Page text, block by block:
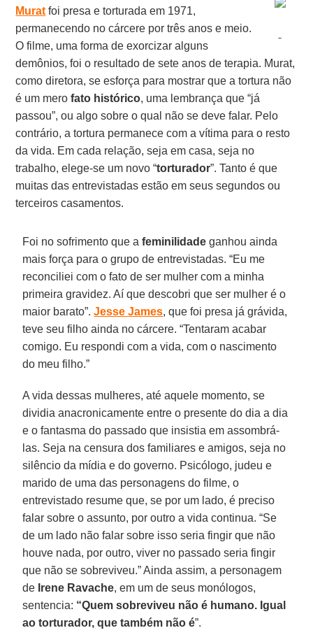
Murat foi presa e torturada em 1971,
permanecendo no cárcere por três anos e meio.
O filme, uma forma de exorcizar alguns
demônios, foi o resultado de sete anos de terapia. Murat,
como diretora, se esforça para mostrar que a tortura não
é um mero fato histórico, uma lembrança que “já
passou”, ou algo sobre o qual não se deve falar. Pelo
contrário, a tortura permanece com a vítima para o resto
da vida. Em cada relação, seja em casa, seja no
trabalho, elege-se um novo “torturador”. Tanto é que
muitas das entrevistadas estão em seus segundos ou
terceiros casamentos.
Foi no sofrimento que afeminilidade ganhou ainda
mais força para o grupo de entrevistadas. “Eu me
reconciliei com o fato de ser mulher com a minha
primeira gravidez. Aí que descobri que ser mulher é o
maior barato”.Jesse James, que foi presa já grávida,
teve seu filho ainda no cárcere. “Tentaram acabar
comigo. Eu respondi com a vida, com o nascimento
do meu filho.”
A vida dessas mulheres, até aquele momento, se
dividia anacronicamente entre o presente do dia a dia
e o fantasma do passado que insistia em assombrá-
las. Seja na censura dos familiares e amigos, seja no
silêncio da mídia e do governo. Psicólogo, judeu e
marido de uma das personagens do filme, o
entrevistado resume que, se por um lado, é preciso
falar sobre o assunto, por outro a vida continua. “Se
de um lado não falar sobre isso seria fingir que não
houve nada, por outro, viver no passado seria fingir
que não se sobreviveu.” Ainda assim, a personagem
de Irene Ravache, em um de seus monólogos,
sentencia: “Quem sobreviveu não é humano. Igual
ao torturador, que também não é”.